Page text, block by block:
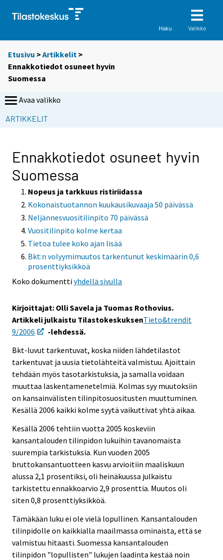
Haku Valikko
Etusivu >Artikkelit >
Ennakkotiedot osuneet hyvin
Suomessa
Avaa valikko
ARTIKKELIT
Ennakkotiedot osuneet hyvin
Suomessa
Nopeus ja tarkkuus ristiriidassa
Kokonaistuotannon kuukausikuvaaja 50 päivässä
Neljännesvuositilinpito 70 päivässä
Vuositilinpito kolme kertaa
Tietoa tulee koko ajan lisää
Bkt:n volyymimuutos tarkentunut keskimäärin 0,6
prosenttiyksikköä
Koko dokumenttiyhdellä sivulla
Kirjoittajat: Olli Savela ja Tuomas Rothovius.
Artikkeli julkaistu TilastokeskuksenTieto&trendit
9/2006
-lehdessä.
Bkt-luvut tarkentuvat, koska niiden lähdetilastot
tarkentuvat ja uusia tietolähteitä valmistuu. Ajoittain
tehdään myös tasotarkistuksia, ja samalla voidaan
muuttaa laskentamenetelmiä. Kolmas syy muutoksiin
on kansainvälisten tilinpitosuositusten muuttuminen.
Kesällä 2006 kaikki kolme syytä vaikuttivat yhtä aikaa.
Kesällä 2006 tehtiin vuotta 2005 koskeviin
kansantalouden tilinpidon lukuihin tavanomaista
suurempia tarkistuksia. Kun vuoden 2005
bruttokansantuotteen kasvu arvioitiin maaliskuun
alussa 2,1 prosentiksi, oli heinäkuussa julkaistu
tarkistettu ennakkoarvio 2,9 prosenttia. Muutos oli
siten 0,8 prosenttiyksikköä.
Tämäkään luku ei ole vielä lopullinen. Kansantalouden
tilinpidolle on kaikkialla maailmassa ominaista, että se
valmistuu hitaasti. Suomessa kansantalouden
tilinpidon "lopullisten" lukujen laadinta kestää noin